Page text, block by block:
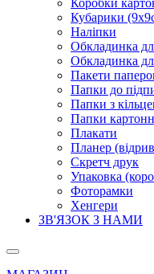
Коробки
Кубарики
Наліпки
Обкладинка
Обкладинка
Пакети
Папки до
Папки з
Папки
Плакати
Планер
Скретч друк
Упаковка
Фоторамки
Хенгери
ЗВ'ЯЗОК З НАМИ